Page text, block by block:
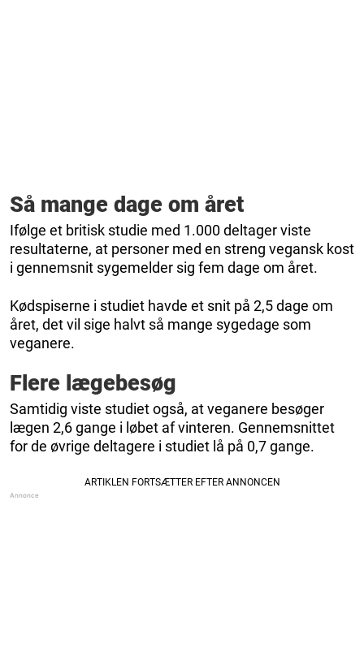
Så mange dage om året
Ifølge et britisk studie med 1.000 deltager viste
resultaterne, at personer med en streng vegansk kost
i gennemsnit sygemelder sig fem dage om året.
Kødspiserne i studiet havde et snit på 2,5 dage om
året, det vil sige halvt så mange sygedage som
veganere.
Flere lægebesøg
Samtidig viste studiet også, at veganere besøger
lægen 2,6 gange i løbet af vinteren. Gennemsnittet
for de øvrige deltagere i studiet lå på 0,7 gange.